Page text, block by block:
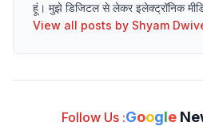
हूं। मुझे डिजिटल से लेकर इलेक्ट्रॉनिक
View all posts by Shyam
Follow Us :Google